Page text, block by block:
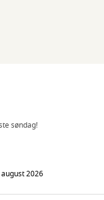
søndag!
2026